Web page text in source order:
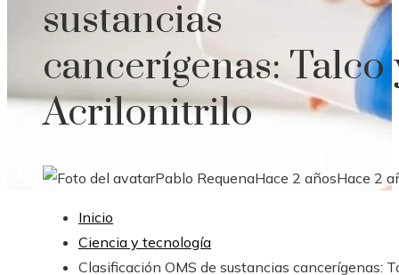
sustancias
cancerígenas: Talco
Acrilonitrilo
Pablo RequenaHace 2 añosHace 2
Inicio
Ciencia y tecnología
Clasificación OMS de sustancias cancerígenas: